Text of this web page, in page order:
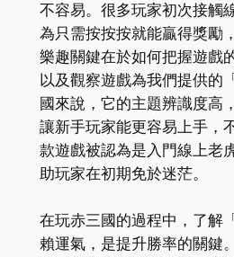
不容易。很多玩家初次接觸
為只需按按按就能贏得獎勵
樂趣關鍵在於如何把握遊戲
以及觀察遊戲為我們提供的
國來說，它的主題辨識度高
讓新手玩家能更容易上手，
款遊戲被認為是入門線上老
助玩家在初期免於迷茫。
在玩赤三國的過程中，了解
賴運氣，是提升勝率的關鍵